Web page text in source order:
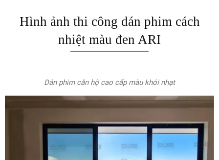
Hình ảnh thi công dán phim cách
nhiệt màu đen ARI